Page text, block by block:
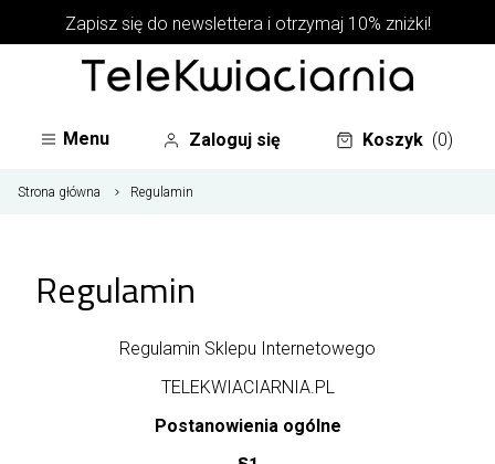
Zapisz się do newslettera i otrzymaj 10% zniżki!
Menu Zaloguj się Koszyk (0)
Strona główna Regulamin
Regulamin
Regulamin Sklepu Internetowego
TELEKWIACIARNIA.PL
Postanowienia ogólne